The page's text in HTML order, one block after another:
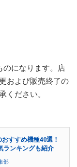
のになります。店
および販売終了の
ください。
すすめ機種40選！
ランキングも紹介
部